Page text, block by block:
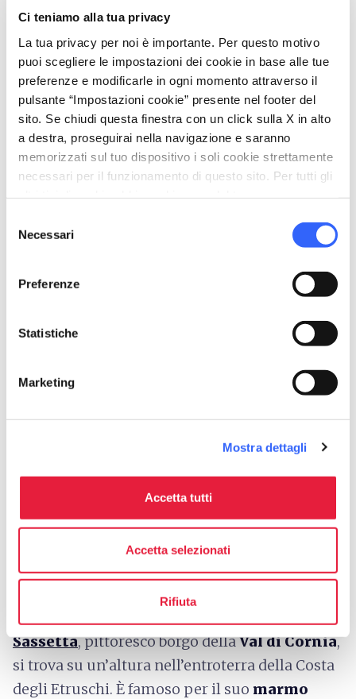
Ci teniamo alla tua privacy
La tua privacy per noi è importante. Per questo motivo
puoi scegliere le impostazioni dei cookie in base alle tue
preferenze e modificarle in ogni momento attraverso il
pulsante “Impostazioni cookie” presente nel footer del
sito. Se chiudi questa finestra con un click sulla X in alto
a destra, proseguirai nella navigazione e saranno
memorizzati sul tuo dispositivo i soli cookie strettamente
necessari per il funzionamento di questo sito. Per tutti gli
delNecessari
Preferenze
Statistiche
Marketing
Mostra dettagli
Accetta tutti
Accetta selezionati
Rifiuta
Una visita merita ilMuseo Artistico della
Bambola
che ospita una straordinaria
collezione di bambole antiche e moderne,
realizzate con tecniche artigianali uniche: un
viaggio nel mondo dell'infanzia e dell'arte, tra
storia e creatività.
directions Come arrivare
Suvereto, LI, Italia
Sassetta: il paese del marmo rosso
Sassetta, pittoresco borgo dellaVal di Cornia,
si trova su un’altura nell’entroterra della Costa
degli Etruschi. È famoso per il suo marmo